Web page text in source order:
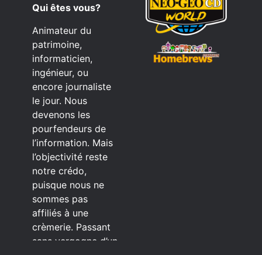
Qui êtes vous?
Animateur du
patrimoine,
informaticien,
ingénieur, ou
encore journaliste
le jour. Nous
devenons les
pourfendeurs de
l’information. Mais
l’objectivité reste
notre crédo,
puisque nous ne
sommes pas
affiliés à une
crèmerie. Passant
sans vergogne d’un